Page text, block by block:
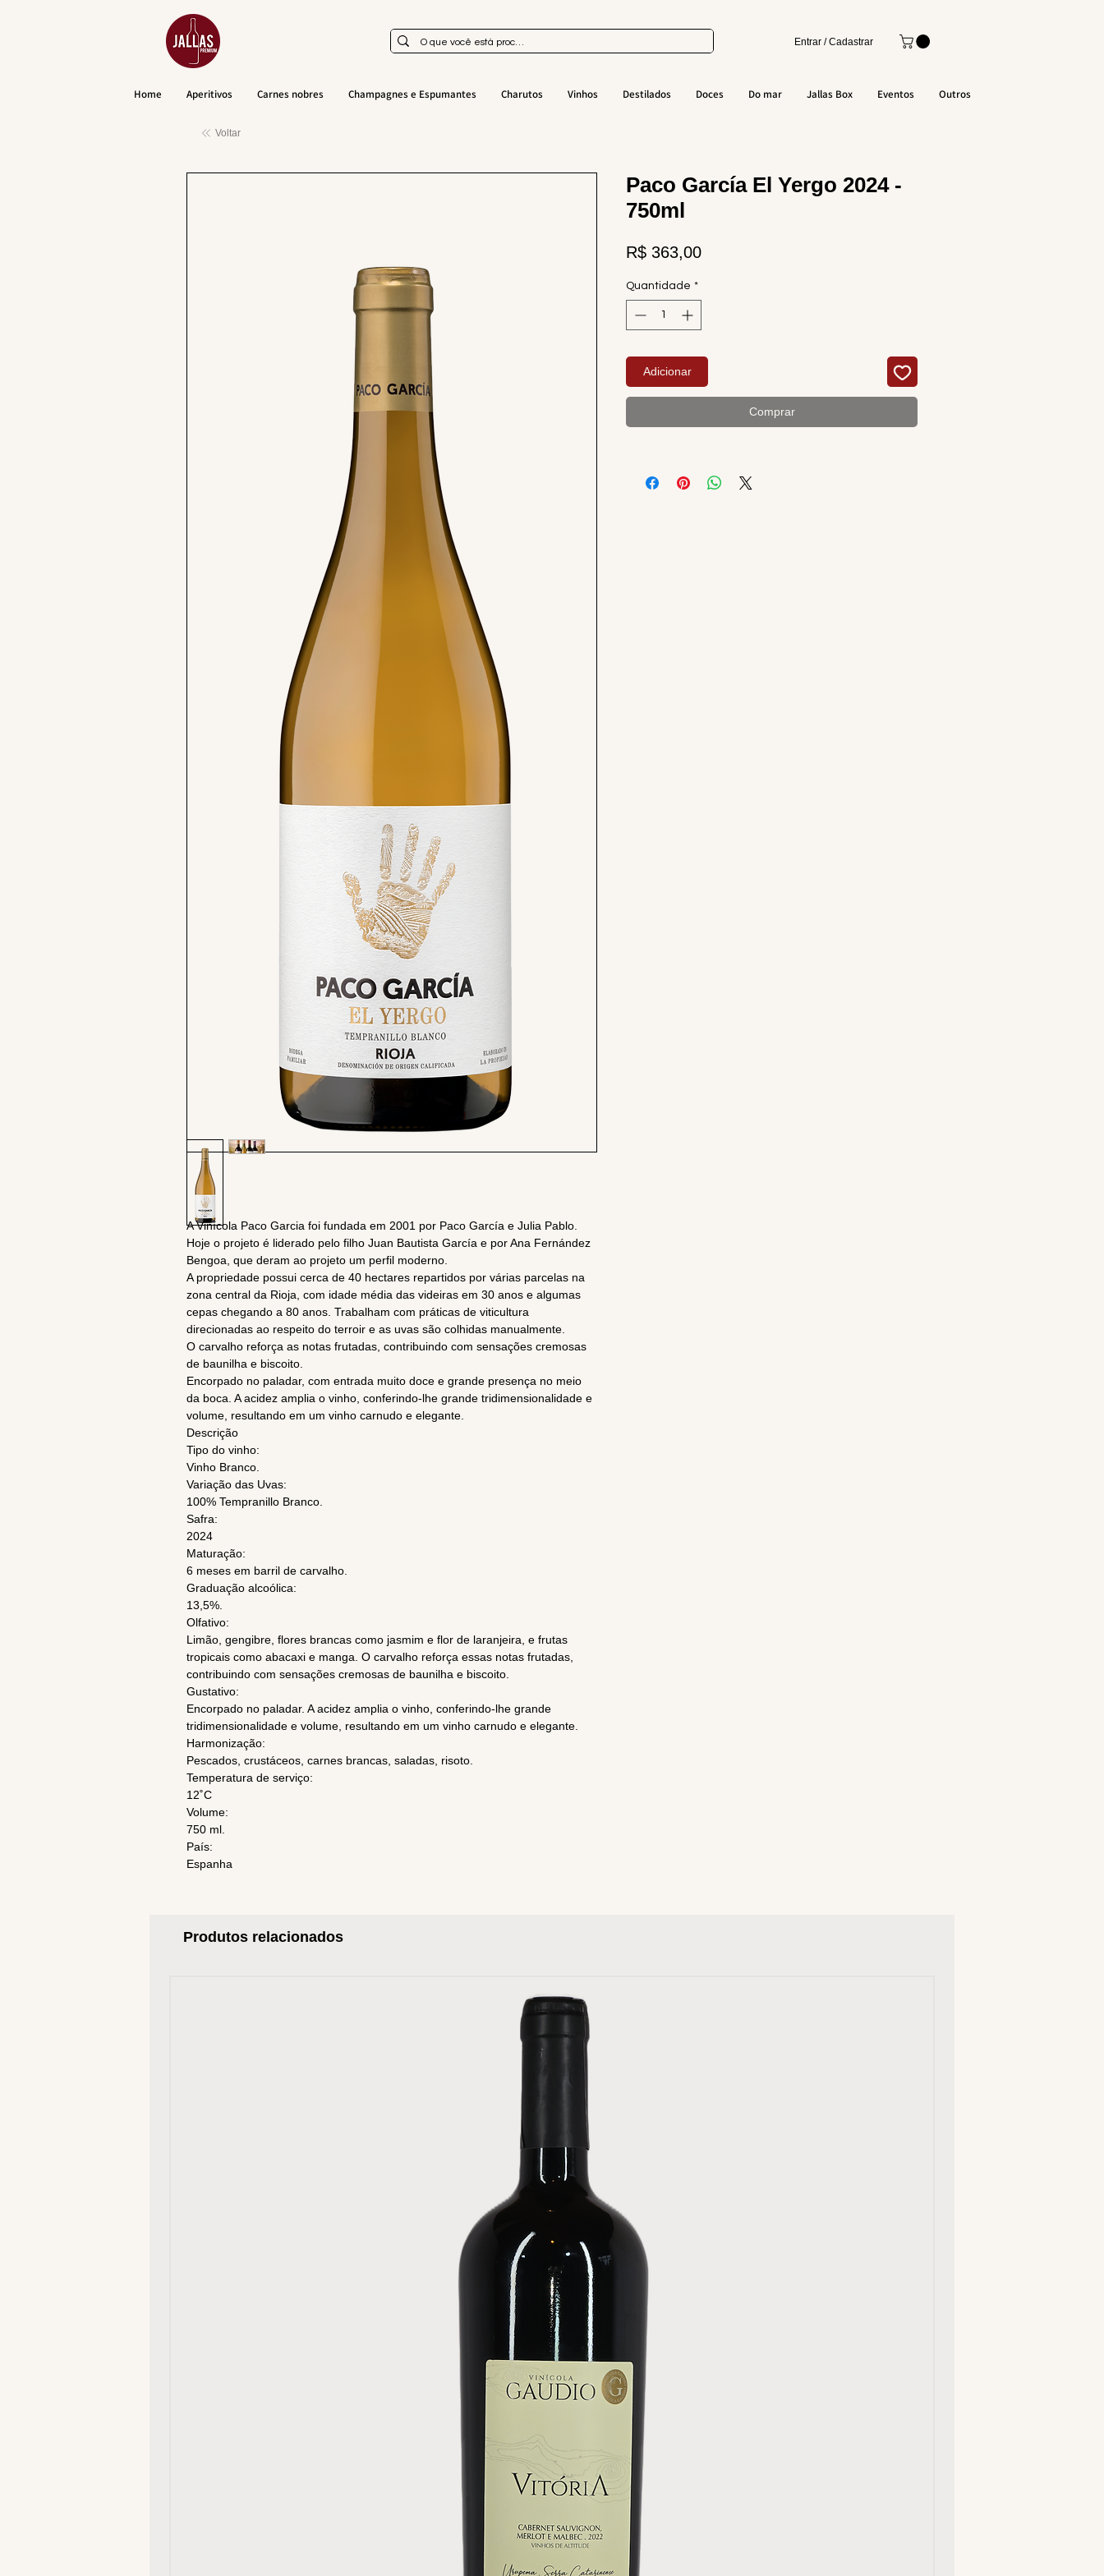
Entrar / Cadastrar
Home Aperitivos Carnes nobres Champagnes e Espumantes Charutos Vinhos Destilados Doces Do mar Jallas Box Eventos Outros
Voltar
A Vinícola Paco Garcia foi fundada em 2001 por Paco García e Julia Pablo.
Hoje o projeto é liderado pelo filho Juan Bautista García e por Ana Fernández
Bengoa, que deram ao projeto um perfil moderno.
A propriedade possui cerca de 40 hectares repartidos por várias parcelas na
zona central da Rioja, com idade média das videiras em 30 anos e algumas
cepas chegando a 80 anos. Trabalham com práticas de viticultura
direcionadas ao respeito do terroir e as uvas são colhidas manualmente.
O carvalho reforça as notas frutadas, contribuindo com sensações cremosas
de baunilha e biscoito.
Encorpado no paladar, com entrada muito doce e grande presença no meio
da boca. A acidez amplia o vinho, conferindo-lhe grande tridimensionalidade e
volume, resultando em um vinho carnudo e elegante.
Descrição
Tipo do vinho:
Vinho Branco.
Variação das Uvas:
100% Tempranillo Branco.
Safra:
2024
Maturação:
6 meses em barril de carvalho.
Graduação alcoólica:
13,5%.
Olfativo:
Limão, gengibre, flores brancas como jasmim e flor de laranjeira, e frutas
tropicais como abacaxi e manga. O carvalho reforça essas notas frutadas,
contribuindo com sensações cremosas de baunilha e biscoito.
Gustativo:
Encorpado no paladar. A acidez amplia o vinho, conferindo-lhe grande
tridimensionalidade e volume, resultando em um vinho carnudo e elegante.
Harmonização:
Pescados, crustáceos, carnes brancas, saladas, risoto.
Temperatura de serviço:
12˚C
Volume:
750 ml.
País:
Espanha
Paco García El Yergo 2024 -
750ml
R$ 363,00Preço
Quantidade *
Adicionar
Comprar
Produtos relacionados